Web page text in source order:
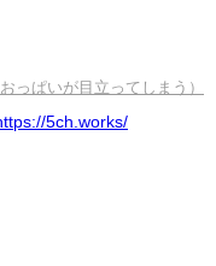
っぱいが目立ってしまう）
5ch.works/